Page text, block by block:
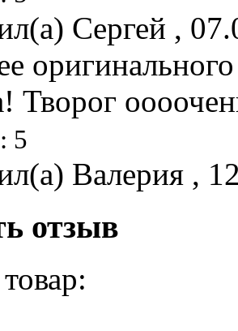
Сергей ,
Творог
5
Валерия ,
отзыв